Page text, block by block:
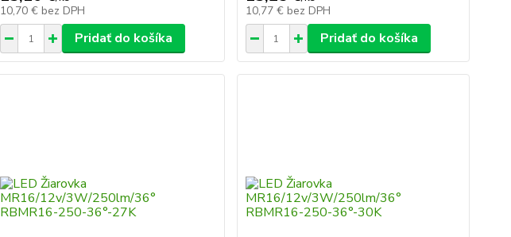
10,70 € bez DPH
Pridať do košíka
10,77 € bez DPH
Pridať do košíka